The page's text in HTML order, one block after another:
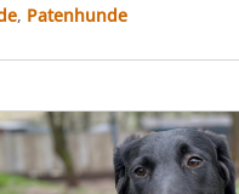
, Patenhunde